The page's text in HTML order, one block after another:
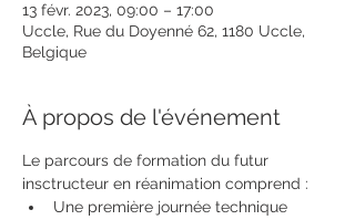
13 févr. 2023, 09:00 – 17:00
Uccle, Rue du Doyenné 62, 1180 Uccle,
Belgique
À propos de l'événement
Le parcours de formation du futur
insctructeur en réanimation comprend :
Une première journée technique